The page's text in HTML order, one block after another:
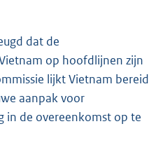
dat de
op hoofdlijnen zijn
lijkt Vietnam bereid
aanpak voor
in de overeenkomst op te